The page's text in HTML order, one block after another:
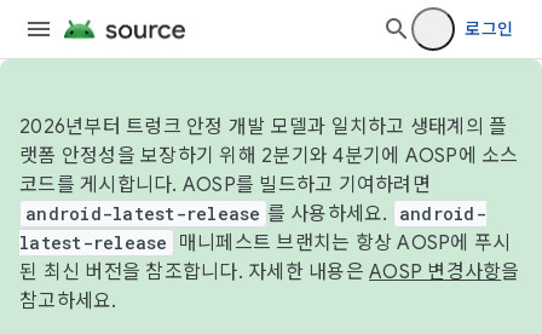
로그인
2026년부터 트렁크 안정 개발 모델과 일치하고 생태계의 플
랫폼 안정성을 보장하기 위해 2분기와 4분기에 AOSP에 소스
코드를 게시합니다. AOSP를 빌드하고 기여하려면
android-latest-release 를 사용하세요.
android-
latest-release
매니페스트 브랜치는 항상 AOSP에 푸시
된 최신 버전을 참조합니다. 자세한 내용은 AOSP 변경사항을
참고하세요.